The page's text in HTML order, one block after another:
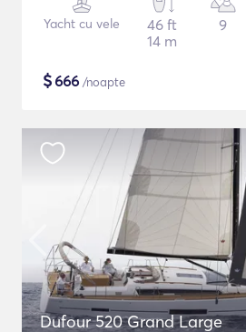
Yacht cu vele
46 ft
14 m
9
$666 /noapte
Dufour 520 Grand Large